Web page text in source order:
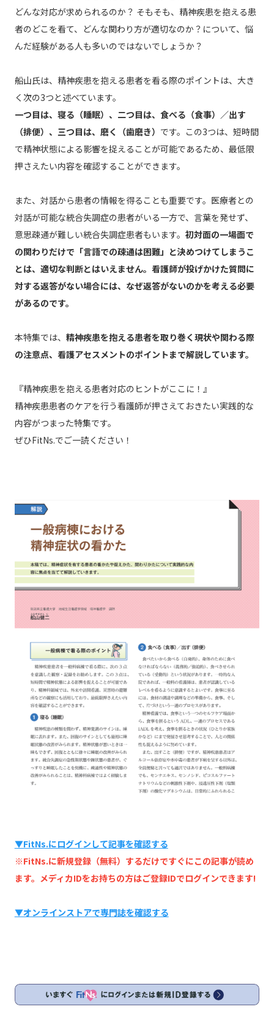
どんな対応が求められるのか？ そもそも、精神疾患を抱える患
者のどこを看て、どんな関わり方が適切なのか？について、悩
んだ経験がある人も多いのではないでしょうか？
船山氏は、精神疾患を抱える患者を看る際のポイントは、大き
く次の3つと述べています。
一つ目は、寝る（睡眠）、二つ目は、食べる（食事）／出す
（排便）、三つ目は、磨く（歯磨き） です。この3つは、短時間
で精神状態による影響を捉えることが可能であるため、最低限
押さえたい内容を確認することができます。
また、対話から患者の情報を得ることも重要です。医療者との
対話が可能な統合失調症の患者がいる一方で、言葉を発せず、
意思疎通が難しい統合失調症患者もいます。 初対面の一場面で
の関わりだけで「言語での疎通は困難」と決めつけてしまうこ
とは、適切な判断とはいえません。看護師が投げかけた質問に
対する返答がない場合には、なぜ返答がないのかを考える必要
があるのです。
本特集では、 精神疾患を抱える患者を取り巻く現状や関わる際
の注意点、看護アセスメントのポイントまで解説しています。
『精神疾患を抱える患者対応のヒントがここに！』
精神疾患患者のケアを行う看護師が押さえておきたい実践的な
内容がつまった特集です。
ぜひFitNs.でご一読ください！
▼FitNs.にログインして記事を確認する
※FitNs.に新規登録（無料）するだけですぐにこの記事が読め
ます。メディカIDをお持ちの方はご登録IDでログインできます!
▼オンラインストアで専門誌を確認する